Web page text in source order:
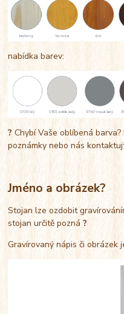
nabídka barev:
?Chybí Vaše oblíbená
poznámky nebo nás
Jméno a obrázek?
Stojan lze ozdobit
stojan určitě pozná?
Gravírovaný nápis či obrázek